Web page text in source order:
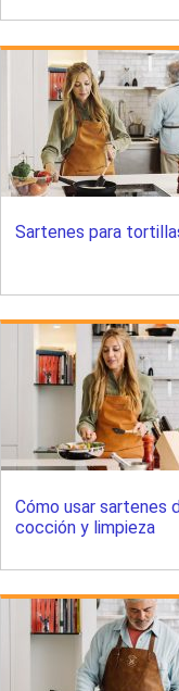
Sartenes para
Cómo usar sartenes
cocción y limpieza